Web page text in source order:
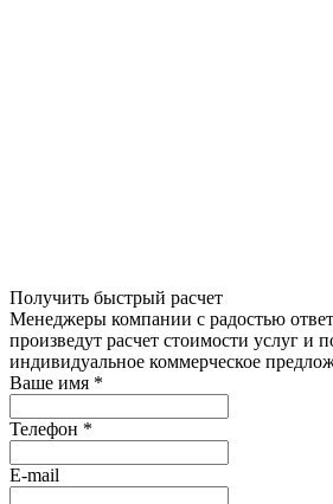
Получить быстрый расчет
Менеджеры компании с радостью
произведут расчет стоимости услуг и
индивидуальное коммерческое
Ваше имя *
Телефон *
E-mail